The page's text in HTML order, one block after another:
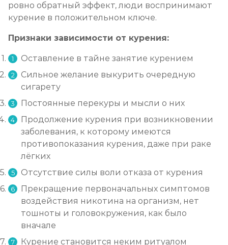
ровно обратный эффект, люди воспринимают
курение в положительном ключе.
Признаки зависимости от курения:
Оставление в тайне занятие курением
Сильное желание выкурить очередную
сигарету
Постоянные перекуры и мысли о них
Продолжение курения при возникновении
заболевания, к которому имеются
противопоказания курения, даже при раке
лёгких
Отсутствие силы воли отказа от курения
Прекращение первоначальных симптомов
воздействия никотина на организм, нет
тошноты и головокружения, как было
вначале
Курение становится неким ритуалом